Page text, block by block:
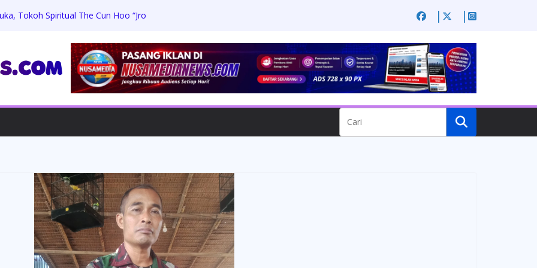
Tokoh Spiritual The Cun Hoo “Jro
Ancaman Korupsi
Gelar Pasukan LKO Kogabwilhan II
Bencana
Sambang, Jaga Kamtibmas dan
Ngaben Massal Perdana Desa Adat
Royong Lestarikan Adat